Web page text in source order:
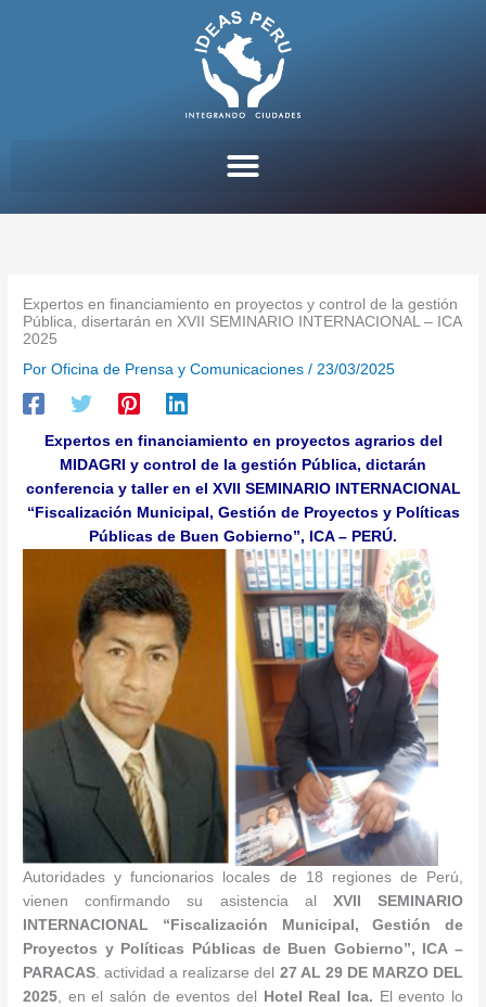
Expertos en financiamiento en proyectos y control de la gestión
Pública, disertarán en XVII SEMINARIO INTERNACIONAL – ICA
2025
PorOficina de Prensa y Comunicaciones/23/03/2025
Expertos en financiamiento en proyectos agrarios del
MIDAGRI y control de la gestión Pública, dictarán
conferencia y taller en el XVII SEMINARIO INTERNACIONAL
“Fiscalización Municipal, Gestión de Proyectos y Políticas
Públicas de Buen Gobierno”, ICA – PERÚ.
Autoridades y funcionarios locales de 18 regiones de Perú,
vienen confirmando su asistencia al XVII
SEMINARIO
INTERNACIONAL
“ Fiscalización Municipal, Gestión de
Proyectos y Políticas Públicas de Buen Gobierno”, ICA –
PARACAS. actividad a realizarse del 27 AL 29 DE MARZO DEL
2025, en el salón de eventos del Hotel Real Ica. El evento lo